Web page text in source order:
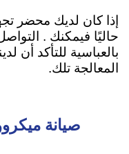
إذا كان لديك محضر
حاليًا فيمكنك .
بالعباسية للتأكد أن
المعالجة تلك.
صيانة